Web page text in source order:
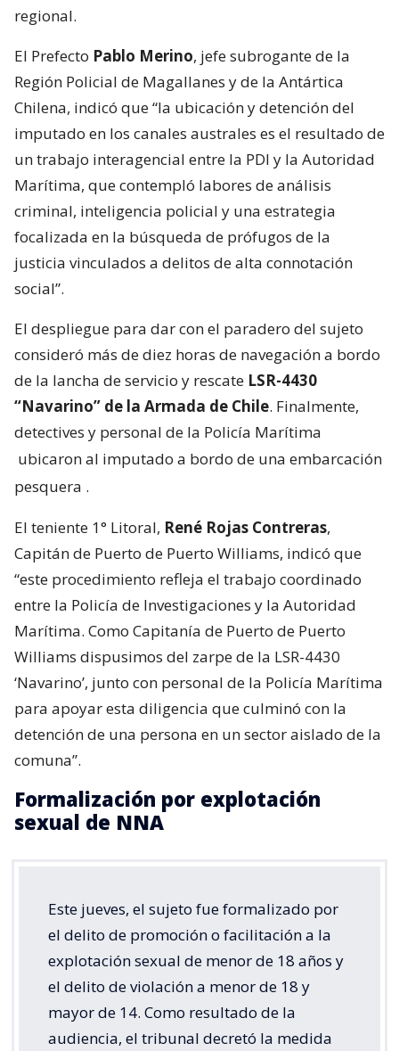
regional.
El Prefecto Pablo Merino, jefe subrogante de la
Región Policial de Magallanes y de la Antártica
Chilena, indicó que “la ubicación y detención del
imputado en los canales australes es el resultado de
un trabajo interagencial entre la PDI y la Autoridad
Marítima, que contempló labores de análisis
criminal, inteligencia policial y una estrategia
focalizada en la búsqueda de prófugos de la
justicia vinculados a delitos de alta connotación
social”.
El despliegue para dar con el paradero del sujeto
consideró más de diez horas de navegación a bordo
de la lancha de servicio y rescate LSR-4430
“Navarino” de la Armada de Chile. Finalmente,
detectives y personal de la Policía Marítima
ubicaron al imputado a bordo de una embarcación
pesquera .
El teniente 1° Litoral, René Rojas Contreras,
Capitán de Puerto de Puerto Williams, indicó que
“este procedimiento refleja el trabajo coordinado
entre la Policía de Investigaciones y la Autoridad
Marítima. Como Capitanía de Puerto de Puerto
Williams dispusimos del zarpe de la LSR-4430
‘Navarino’, junto con personal de la Policía Marítima
para apoyar esta diligencia que culminó con la
detención de una persona en un sector aislado de la
comuna”.
Formalización por explotación
sexual de NNA
Este jueves, el sujeto fue formalizado por
el delito de promoción o facilitación a la
explotación sexual de menor de 18 años y
el delito de violación a menor de 18 y
mayor de 14. Como resultado de la
audiencia, el tribunal decretó la medida